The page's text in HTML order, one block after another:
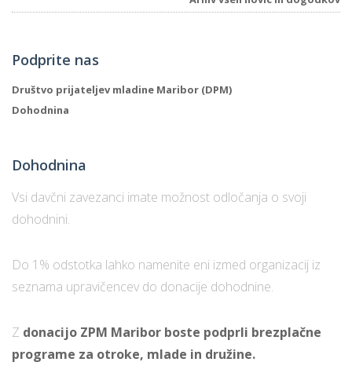
Podprite nas
Društvo prijateljev mladine Maribor (DPM)
Dohodnina
Dohodnina
Vsi davčni zavezanci imate možnost odločanja o svoji
dohodnini.
Do 1% odstotka lahko namenite eni izmed organizacij iz
seznama upravičencev do donacije dohodnine.
Z donacijo ZPM Maribor boste podprli brezplačne
programe za otroke, mlade in družine.